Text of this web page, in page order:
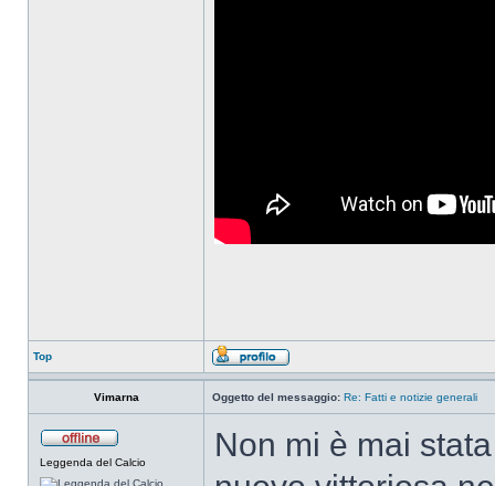
Top
Vimarna Oggetto del messaggio: Re: Fatti e notizie generali
Leggenda del Calcio
Non mi è mai